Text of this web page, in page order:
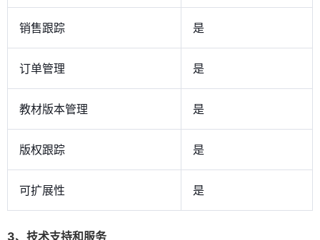
销售跟踪 是
订单管理 是
教材版本管理 是
版权跟踪 是
可扩展性 是
3、技术支持和服务